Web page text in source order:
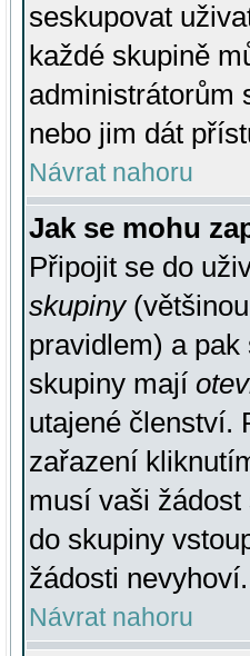
seskupovat
každé skupině
administrátorům
nebo jim dát
Návrat nahoru
Jak se mohu
Připojit se do
skupiny
pravidlem) a pak
skupiny mají
utajené členství.
zařazení
musí vaši žádost
do skupiny
žádosti
Návrat nahoru